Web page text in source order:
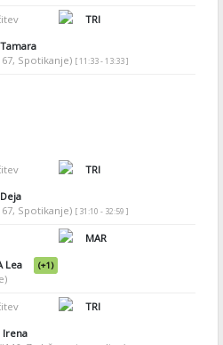
TRI
Spotikanje) [ 11:33 - 13:33 ]
TRI
Spotikanje) [ 31:10 - 32:59 ]
MAR
Lea (+1)
TRI
Irena